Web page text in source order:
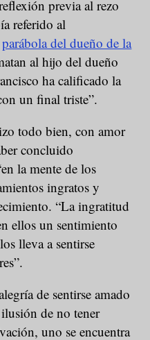
previa al rezo
referido al
parábola del dueño de la
al hijo del dueño
ha calificado la
un final triste”.
todo bien, con amor
concluido
la mente de los
ingratos y
“La ingratitud
ellos un sentimiento
lleva a sentirse
de sentirse amado
de no tener
uno se encuentra